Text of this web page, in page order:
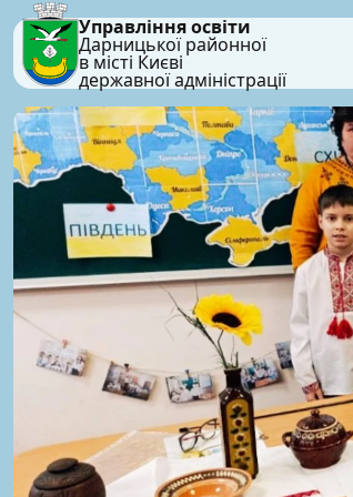
Управління освіти
Дарницької районної
в місті Києві
державної адміністрації